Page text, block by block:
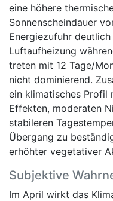
eine höhere
Sonnenscheindauer
Energiezufuhr
Luftaufheizung
treten mit 12 Tage/
nicht dominierend.
ein klimatisches Profil
Effekten, moderaten
stabileren
Übergang zu
erhöhter vegetativer
Subjektive
Im April wirkt das